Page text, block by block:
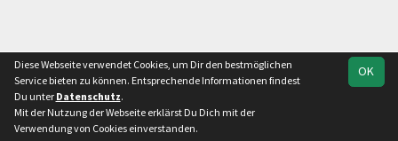
OK
Diese Webseite verwendet Cookies, um Dir den bestmöglichen
Service bieten zu können. Entsprechende Informationen findest
Du unter Datenschutz.
Mit der Nutzung der Webseite erklärst Du Dich mit der
Verwendung von Cookies einverstanden.